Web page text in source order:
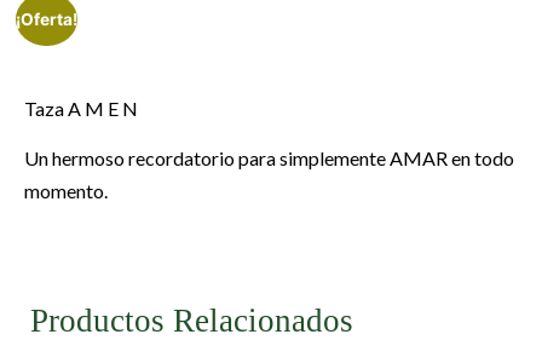
¡Oferta!
Taza A M E N
Un hermoso recordatorio para simplemente AMAR en todo
momento.
Productos Relacionados